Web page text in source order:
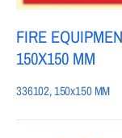
FIRE
150X150 MM
336102, 150x150 MM